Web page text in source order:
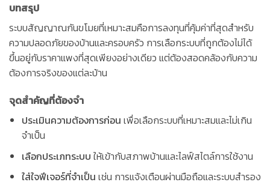
บทสรุป
ระบบสัญญาณกันขโมยที่เหมาะสมคือการลงทุนที่คุ้มค่าที่สุดสำหรับ
ความปลอดภัยของบ้านและครอบครัว การเลือกระบบที่ถูกต้องไม่ได้
ขึ้นอยู่กับราคาแพงที่สุดเพียงอย่างเดียว แต่ต้องสอดคล้องกับความ
ต้องการจริงของแต่ละบ้าน
จุดสำคัญที่ต้องจำ
ประเมินความต้องการก่อน เพื่อเลือกระบบที่เหมาะสมและไม่เกิน
จำเป็น
เลือกประเภทระบบ ให้เข้ากับสภาพบ้านและไลฟ์สไตล์การใช้งาน
ใส่ใจฟีเจอร์ที่จำเป็น เช่น การแจ้งเตือนผ่านมือถือและระบบสำรอง